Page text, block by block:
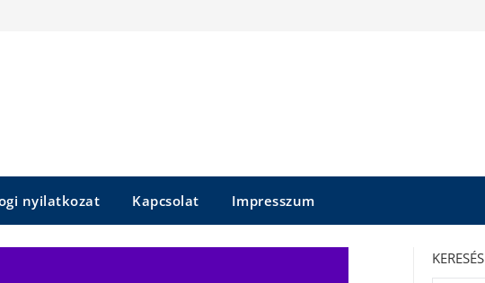
nyilatkozat Kapcsolat Impresszum
KERESÉS